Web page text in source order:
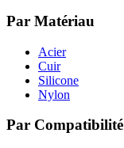
Par Matériau
Acier
Cuir
Silicone
Nylon
Par Compatibilité